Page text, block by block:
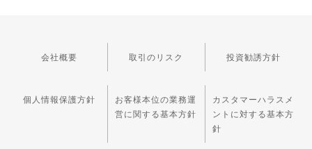
会社概要 取引のリスク 投資勧誘方針
個人情報保護方針
お客様本位の業務運
営に関する基本方針
カスタマーハラスメ
ントに対する基本方
針